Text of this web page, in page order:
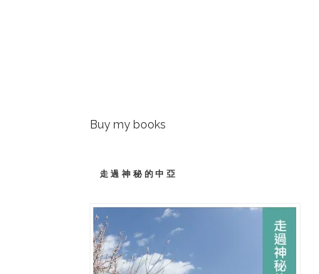
Buy my books
走過神秘的中亞